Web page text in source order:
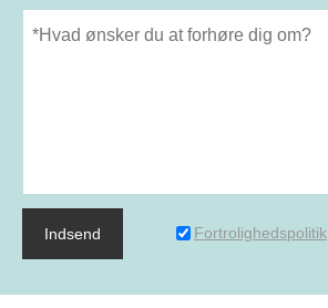
Indsend Fortrolighedspolitik